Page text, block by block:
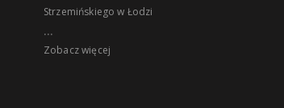
Strzemińskiego w Łodzi
...
Zobacz więcej